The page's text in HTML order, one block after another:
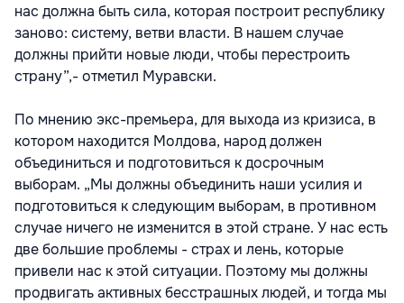
нас должна быть сила, которая построит республику
заново: систему, ветви власти. В нашем случае
должны прийти новые люди, чтобы перестроить
страну”,- отметил Муравски.
По мнению экс-премьера, для выхода из кризиса, в
котором находится Молдова, народ должен
объединиться и подготовиться к досрочным
выборам. „Мы должны объединить наши усилия и
подготовиться к следующим выборам, в противном
случае ничего не изменится в этой стране. У нас есть
две большие проблемы - страх и лень, которые
привели нас к этой ситуации. Поэтому мы должны
продвигать активных бесстрашных людей, и тогда мы